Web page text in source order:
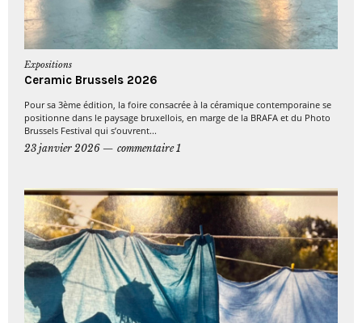
Expositions
Ceramic Brussels 2026
Pour sa 3ème édition, la foire consacrée à la céramique contemporaine se
positionne dans le paysage bruxellois, en marge de la BRAFA et du Photo
Brussels Festival qui s’ouvrent...
23 janvier 2026
commentaire 1